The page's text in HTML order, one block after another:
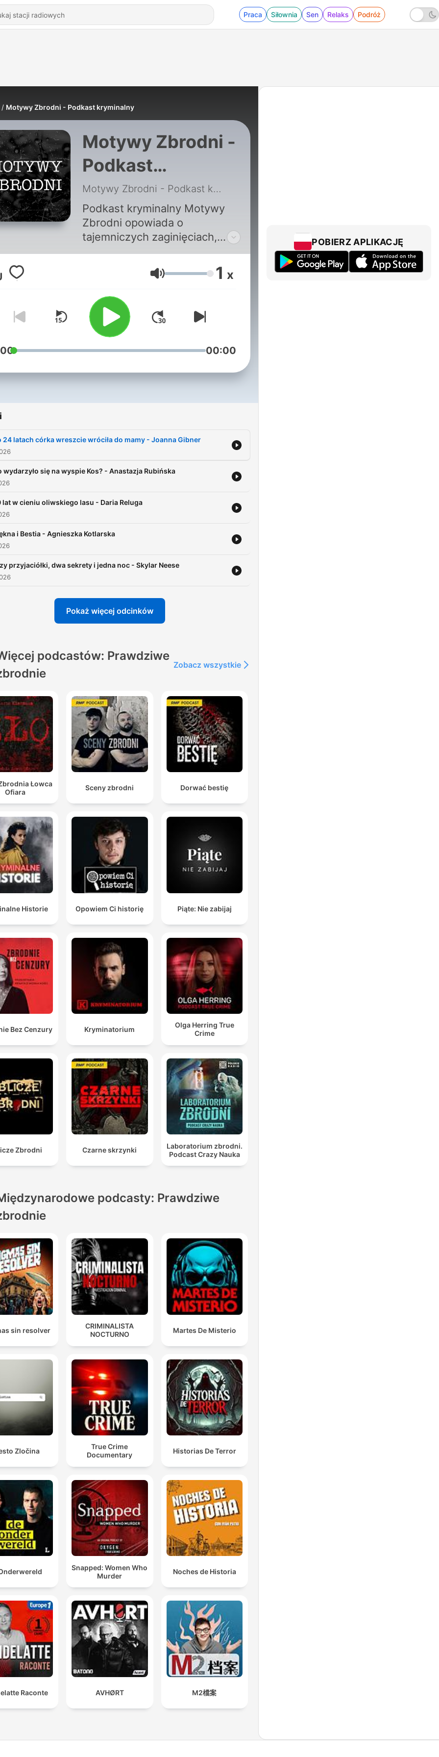
Praca Siłownia Sen Relaks Podróż
Motywy Zbrodni - Podkast kryminalny
Motywy Zbrodni -
Podkast
kryminalny
Motywy Zbrodni - Podkast kryminalny
Podkast kryminalny Motywy
Zbrodni opowiada o
tajemniczych zaginięciach,
makabrycznych zbrodniach i
niewyjaśnionych zagadkach
kryminalnych w Europie
Głośność 1 x
00:00
24 latach córka wreszcie wróciła do mamy - Joanna Gibner
wydarzyło się na wyspie Kos? - Anastazja Rubińska
lat w cieniu oliwskiego lasu - Daria Reluga
i Bestia - Agnieszka Kotlarska
przyjaciółki, dwa sekrety i jedna noc - Skylar Neese
Pokaż więcej odcinków
podcastów: Prawdziwe
Zobacz wszystkie
Łowca
Ofiara
Sceny zbrodni Dorwać bestię
Historie Opowiem Ci historię Piąte: Nie zabijaj
Bez Cenzury Kryminatorium
Olga Herring True
Crime
Zbrodni Czarne skrzynki
Laboratorium zbrodni.
Podcast Crazy Nauka
podcasty: Prawdziwe
sin resolver
CRIMINALISTA
NOCTURNO
Martes De Misterio
Zločina
True Crime
Documentary
Historias De Terror
Snapped: Women Who
Murder
Noches de Historia
Raconte AVHØRT M2檔案
POBIERZ APLIKACJĘ